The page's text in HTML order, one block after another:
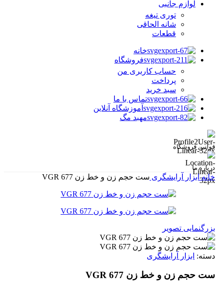
لوازم جانبی
توری تیغه
شانه الحاقی
قطعات
خانه
فروشگاه
حساب کاربری من
پرداخت
سبد خرید
تماس با ما
آموزشگاه آنلاین
مهبد مگ
قوانین فروشگاه
درباره ما
خانهابزار آرایشگری ست حجم زن و خط زن VGR 677
بزرگنمایی تصویر
دسته: ابزار آرایشگری
ست حجم زن و خط زن VGR 677